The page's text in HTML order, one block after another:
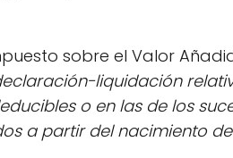
sobre el Valor
liquidación
o en las de los
a partir del nacimiento